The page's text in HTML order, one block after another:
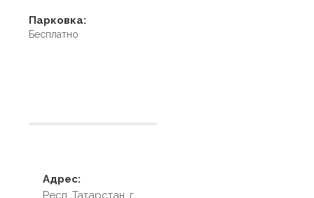
Парковка:
Бесплатно
Адрес:
Респ. Татарстан, г.